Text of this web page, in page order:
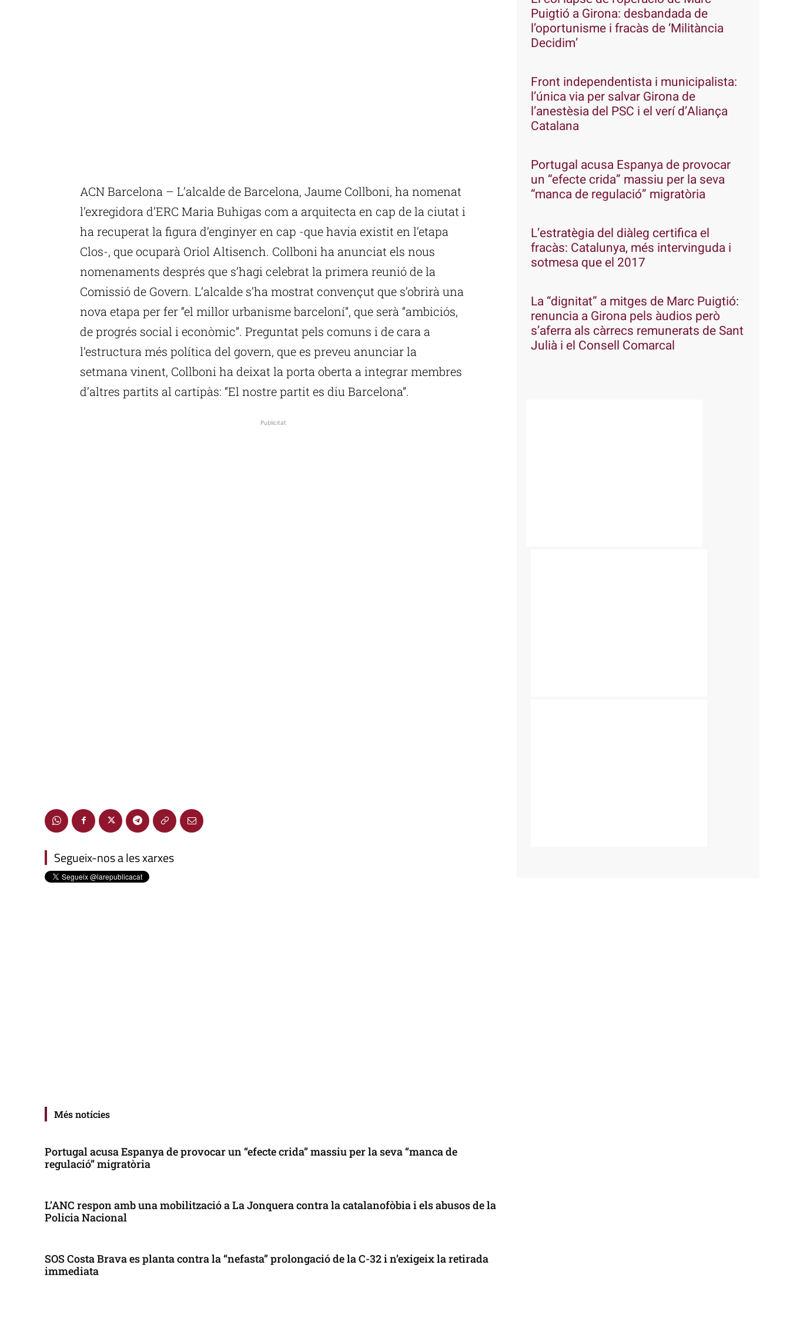
ACN Barcelona – L’alcalde de Barcelona, Jaume Collboni, ha nomenat
l’exregidora d’ERC Maria Buhigas com a arquitecta en cap de la ciutat i
ha recuperat la figura d’enginyer en cap -que havia existit en l’etapa
Clos-, que ocuparà Oriol Altisench. Collboni ha anunciat els nous
nomenaments després que s’hagi celebrat la primera reunió de la
Comissió de Govern. L’alcalde s’ha mostrat convençut que s’obrirà una
nova etapa per fer “el millor urbanisme barceloní”, que serà “ambiciós,
de progrés social i econòmic”. Preguntat pels comuns i de cara a
l’estructura més política del govern, que es preveu anunciar la
setmana vinent, Collboni ha deixat la porta oberta a integrar membres
d’altres partits al cartipàs: “El nostre partit es diu Barcelona”.
Publicitat
Segueix-nos a les xarxes
Més notícies
Portugal acusa Espanya de provocar un “efecte crida” massiu per la seva “manca de
regulació” migratòria
L’ANC respon amb una mobilització a La Jonquera contra la catalanofòbia i els abusos de la
Policia Nacional
SOS Costa Brava es planta contra la “nefasta” prolongació de la C-32 i n’exigeix la retirada
immediata
Puigtió a Girona: desbandada de
l’oportunisme i fracàs de ‘Militància
Decidim’
Front independentista i municipalista:
l’única via per salvar Girona de
l’anestèsia del PSC i el verí d’Aliança
Catalana
Portugal acusa Espanya de provocar
un “efecte crida” massiu per la seva
“manca de regulació” migratòria
L’estratègia del diàleg certifica el
fracàs: Catalunya, més intervinguda i
sotmesa que el 2017
La “dignitat” a mitges de Marc Puigtió:
renuncia a Girona pels àudios però
s’aferra als càrrecs remunerats de Sant
Julià i el Consell Comarcal